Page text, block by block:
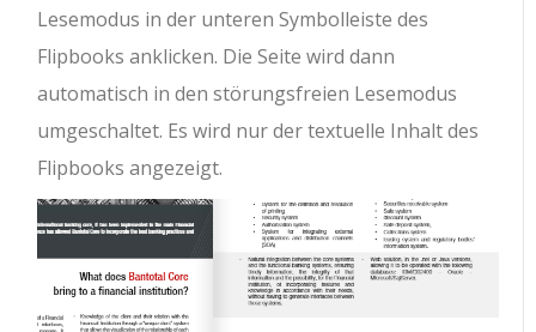
Lesemodus in der unteren Symbolleiste des
Flipbooks anklicken. Die Seite wird dann
automatisch in den störungsfreien Lesemodus
umgeschaltet. Es wird nur der textuelle Inhalt des
Flipbooks angezeigt.